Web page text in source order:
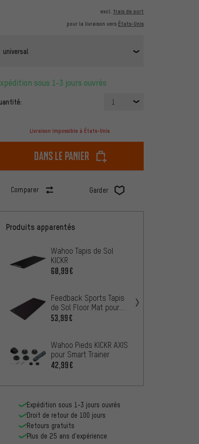
excl. frais de port
pour la livraison vers États-Unis
universal
Expédition sous 1-3 jours ouvrés
1
Livraison impossible à États-Unis
dans le panier
Comparer Garder
Produits apparentés
Wahoo Tapis de Sol
KICKR
60,99€
Feedback Sports Tapis
de Sol Floor Mat pour
Omnium
53,99€
Wahoo Pieds KICKR AXIS
pour Smart Trainer
42,99€
Expédition sous 1-3 jours ouvrés
Droit de retour de 100 jours
Retours gratuits
Plus de 25 ans d'expérience